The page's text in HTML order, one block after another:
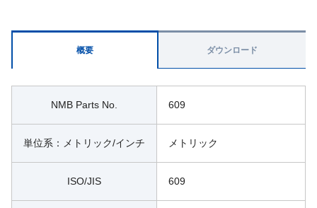
概要
NMB Parts No. 609
単位系：メトリック/インチ メトリック
ISO/JIS 609
ダウンロード